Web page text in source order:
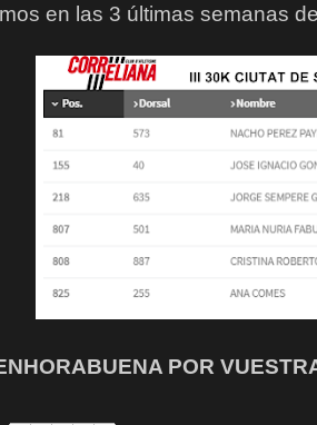
en las 3 últimas semanas
POR